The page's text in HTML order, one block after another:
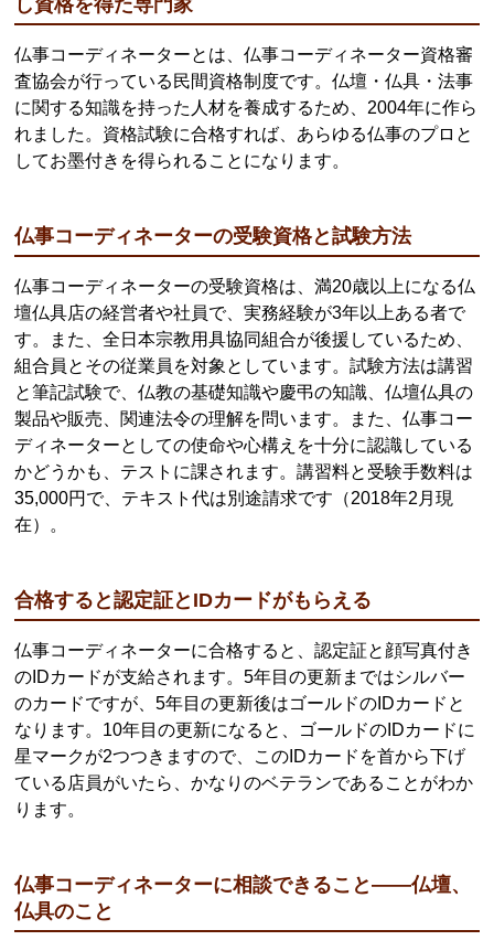
し資格を得た専門家
仏事コーディネーターとは、仏事コーディネーター資格審
査協会が行っている民間資格制度です。仏壇・仏具・法事
に関する知識を持った人材を養成するため、2004年に作ら
れました。資格試験に合格すれば、あらゆる仏事のプロと
してお墨付きを得られることになります。
仏事コーディネーターの受験資格と試験方法
仏事コーディネーターの受験資格は、満20歳以上になる仏
壇仏具店の経営者や社員で、実務経験が3年以上ある者で
す。また、全日本宗教用具協同組合が後援しているため、
組合員とその従業員を対象としています。試験方法は講習
と筆記試験で、仏教の基礎知識や慶弔の知識、仏壇仏具の
製品や販売、関連法令の理解を問います。また、仏事コー
ディネーターとしての使命や心構えを十分に認識している
かどうかも、テストに課されます。講習料と受験手数料は
35,000円で、テキスト代は別途請求です（2018年2月現
在）。
合格すると認定証とIDカードがもらえる
仏事コーディネーターに合格すると、認定証と顔写真付き
のIDカードが支給されます。5年目の更新まではシルバー
のカードですが、5年目の更新後はゴールドのIDカードと
なります。10年目の更新になると、ゴールドのIDカードに
星マークが2つつきますので、このIDカードを首から下げ
ている店員がいたら、かなりのベテランであることがわか
ります。
仏事コーディネーターに相談できること――仏壇、
仏具のこと